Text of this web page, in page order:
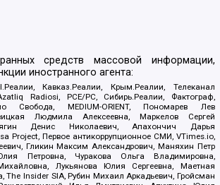
средств массовой информации,
иностранного агента:
Кавказ.Реалии, Крым.Реалии, Телеканал
Radiosi, PCE/PC, Сибирь.Реалии, Фактограф,
Свобода, MEDIUM-ORIENT, Пономарев Лев
Людмила Алексеевна, Маркелов Сергей
Денис Николаевич, Апахончич Дарья
Project, Первое антикоррупционное СМИ, VTimes.io,
Гликин Максим Александрович, Маняхин Петр
Петровна, Чуракова Ольга Владимировна,
Лукьянова Юлия Сергеевна, Маетная
The Insider SIA, Рубин Михаил Аркадьевич, Гройсман